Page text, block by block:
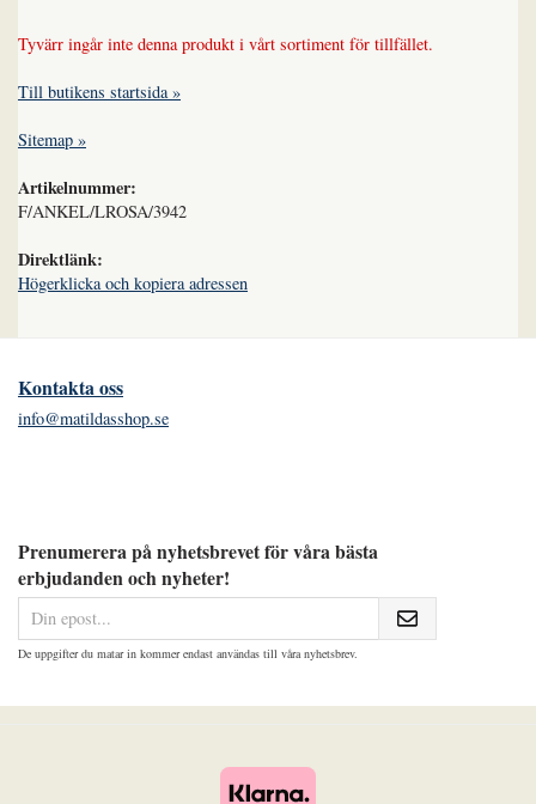
Tyvärr ingår inte denna produkt i vårt sortiment för tillfället.
Till butikens startsida »
Sitemap »
Artikelnummer:
F/ANKEL/LROSA/3942
Direktlänk:
Högerklicka och kopiera adressen
Kontakta oss
info@matildasshop.se
Prenumerera på nyhetsbrevet för våra bästa
erbjudanden och nyheter!
De uppgifter du matar in kommer endast användas till våra nyhetsbrev.